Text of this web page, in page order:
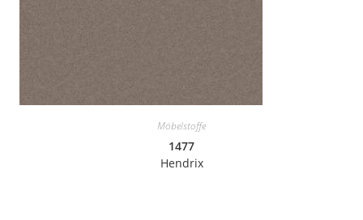
Möbelstoffe
1477
Hendrix